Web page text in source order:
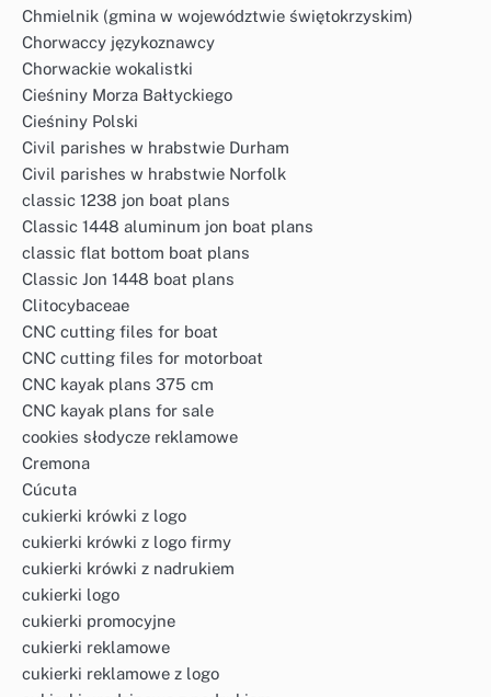
Chmielnik (gmina w województwie świętokrzyskim)
Chorwaccy językoznawcy
Chorwackie wokalistki
Cieśniny Morza Bałtyckiego
Cieśniny Polski
Civil parishes w hrabstwie Durham
Civil parishes w hrabstwie Norfolk
classic 1238 jon boat plans
Classic 1448 aluminum jon boat plans
classic flat bottom boat plans
Classic Jon 1448 boat plans
Clitocybaceae
CNC cutting files for boat
CNC cutting files for motorboat
CNC kayak plans 375 cm
CNC kayak plans for sale
cookies słodycze reklamowe
Cremona
Cúcuta
cukierki krówki z logo
cukierki krówki z logo firmy
cukierki krówki z nadrukiem
cukierki logo
cukierki promocyjne
cukierki reklamowe
cukierki reklamowe z logo